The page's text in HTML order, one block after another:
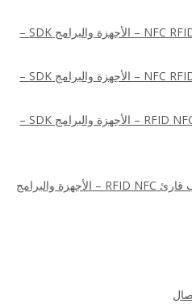
أدوات تطوير كاتب قارئ NFC RFID – الأجهزة والبرامج SDK –
أدوات تطوير كاتب قارئ NFC RFID – الأجهزة والبرامج SDK –
أدوات تطوير كاتب قارئ RFID NFC – الأجهزة والبرامج SDK –
الرئيسيةأدوات تطوير كاتب قارئ RFID NFC – الأجهزة والبرامج